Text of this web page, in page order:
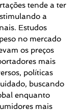
tende a ter
a
Estudos
no mercado
os preços
mais
políticas
buscando
enquanto
mais